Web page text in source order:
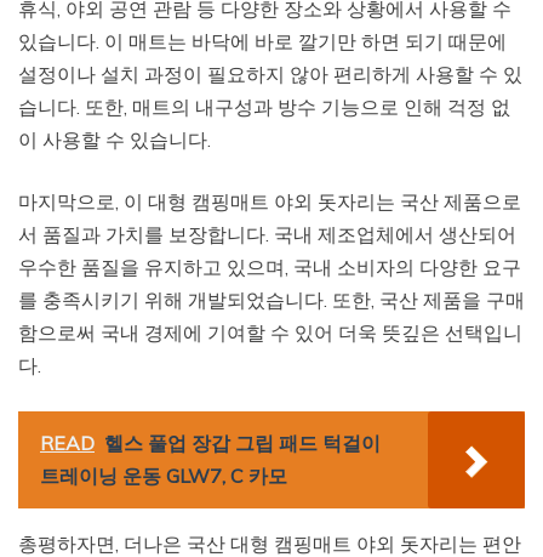
휴식, 야외 공연 관람 등 다양한 장소와 상황에서 사용할 수
있습니다. 이 매트는 바닥에 바로 깔기만 하면 되기 때문에
설정이나 설치 과정이 필요하지 않아 편리하게 사용할 수 있
습니다. 또한, 매트의 내구성과 방수 기능으로 인해 걱정 없
이 사용할 수 있습니다.
마지막으로, 이 대형 캠핑매트 야외 돗자리는 국산 제품으로
서 품질과 가치를 보장합니다. 국내 제조업체에서 생산되어
우수한 품질을 유지하고 있으며, 국내 소비자의 다양한 요구
를 충족시키기 위해 개발되었습니다. 또한, 국산 제품을 구매
함으로써 국내 경제에 기여할 수 있어 더욱 뜻깊은 선택입니
다.
READ 헬스 풀업 장갑 그립 패드 턱걸이
트레이닝 운동 GLW7, C 카모
총평하자면, 더나은 국산 대형 캠핑매트 야외 돗자리는 편안